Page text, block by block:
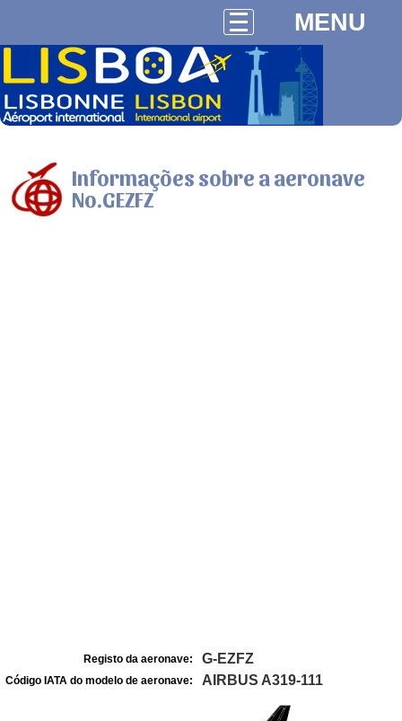
MENU
Informações sobre a aeronave
No.GEZFZ
Registo da aeronave: G-EZFZ
Código IATA do modelo de aeronave: AIRBUS A319-111